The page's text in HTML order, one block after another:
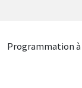
Programmation